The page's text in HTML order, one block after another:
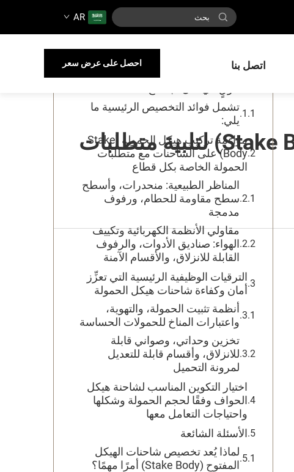
AR
اتصل بنا احصل على عرض سعر
كيفية تخصيص شاحنة ذات هيكل علوي مفتوح (Stake Body) لتلبية متطلبات
جدول المحتويات
لماذا تُعَدُّ تخصيص شاحنات الهيكل المفتوح
(Stake Body Truck) ضروريًّا لتحقيق أداءٍ
تشمل فوائد التخصيص الرئيسية ما
يلي:
مواءمة تركيب هيكل الحمولة (Stake
Body) على الشاحنات مع متطلبات
الحمولة الخاصة بكل قطاع
المناظر الطبيعية: منحدرات، وأسطح
سطح مقاومة للحطام، ورفوف
مدمجة
مقاولي الأنظمة الكهربائية وتكييف
الهواء: صناديق الأدوات، والرفوف
القابلة للانزلاق، والأقسام الآمنة
الترقيات الوظيفية الرئيسية التي تعزِّز
أمان وكفاءة شاحنات هيكل الحمولة
أنظمة تثبيت الحمولة، والتهوية،
واعتبارات المناخ للحمولات الحساسة
تخزين وحداتي، وصواني قابلة
للانزلاق، وأقسام قابلة للتعديل
لمرونة التحميل
اختيار التكوين المناسب لشاحنة هيكل
الحواف وفقًا لحجم الحمولة وشكلها
واحتياجات التعامل معها
الأسئلة الشائعة
لماذا يُعد تخصيص شاحنات الهيكل
المفتوح (Stake Body) أمرًا مهمًا؟